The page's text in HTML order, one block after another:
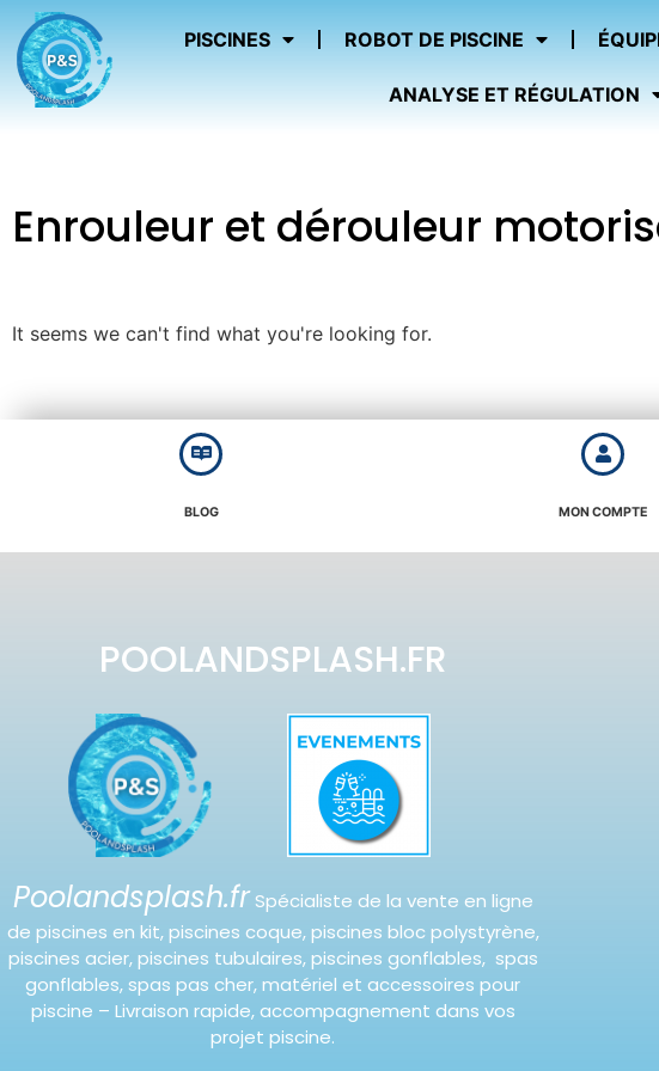
PISCINES ROBOT DE PISCINE
ANALYSE ET RÉGULATION
Enrouleur et dérouleur
It seems we can't find what you're looking for.
BLOG MON COMPTE
POOLANDSPLASH.FR
Poolandsplash.frSpécialiste de la vente en ligne
de piscines en kit, piscines coque, piscines bloc polystyrène,
piscines acier, piscines tubulaires, piscines gonflables, spas
gonflables, spas pas cher, matériel et accessoires pour
piscine – Livraison rapide, accompagnement dans vos
projet piscine.